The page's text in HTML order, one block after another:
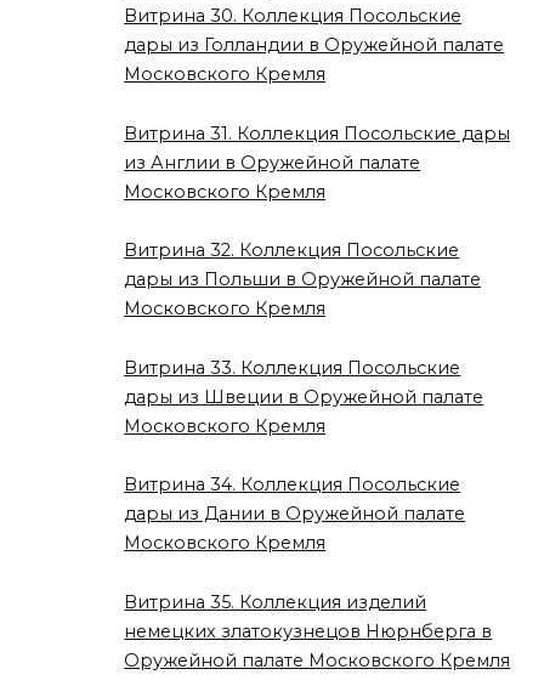
Витрина 30. Коллекция Посольские
дары из Голландии в Оружейной палате
Московского Кремля
Витрина 31. Коллекция Посольские дары
из Англии в Оружейной палате
Московского Кремля
Витрина 32. Коллекция Посольские
дары из Польши в Оружейной палате
Московского Кремля
Витрина 33. Коллекция Посольские
дары из Швеции в Оружейной палате
Московского Кремля
Витрина 34. Коллекция Посольские
дары из Дании в Оружейной палате
Московского Кремля
Витрина 35. Коллекция изделий
немецких златокузнецов Нюрнберга в
Оружейной палате Московского Кремля